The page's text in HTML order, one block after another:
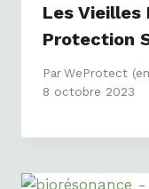
Les Vieilles
Protection
ParWeProtect
8 octobre 2023